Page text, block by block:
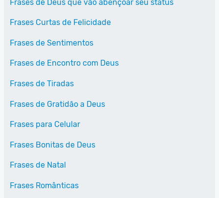
Frases de Deus que vão abençoar seu status
Frases Curtas de Felicidade
Frases de Sentimentos
Frases de Encontro com Deus
Frases de Tiradas
Frases de Gratidão a Deus
Frases para Celular
Frases Bonitas de Deus
Frases de Natal
Frases Românticas